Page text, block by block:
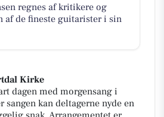
regnes af kritikere og
af de fineste guitarister i sin
Kirke
dagen med morgensang i
sangen kan deltagerne nyde en